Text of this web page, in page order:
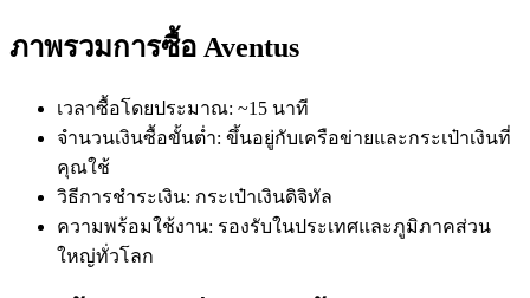
ฟิวเจอร์ส COIN-M
ฟิวเจอร์สสกุลเงินดิจิทัล
TradFi
ภาพรวมการซื้อ Aventus
เวลาซื้อโดยประมาณ: ~15 นาที
จำนวนเงินซื้อขั้นต่ำ: ขึ้นอยู่กับเครือข่ายและกระเป๋าเงินที่
คุณใช้
วิธีการชำระเงิน: กระเป๋าเงินดิจิทัล
ความพร้อมใช้งาน: รองรับในประเทศและภูมิภาคส่วน
ใหญ่ทั่วโลก